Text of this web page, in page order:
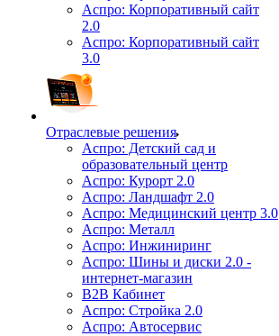
Аспро: Корпоративный сайт
2.0
Аспро: Корпоративный сайт
3.0
Отраслевые решения
Аспро: Детский сад и
образовательный центр
Аспро: Курорт 2.0
Аспро: Ландшафт 2.0
Аспро: Медицинский центр 3.0
Аспро: Металл
Аспро: Инжиниринг
Аспро: Шины и диски 2.0 -
интернет-магазин
B2B Кабинет
Аспро: Стройка 2.0
Аспро: Автосервис